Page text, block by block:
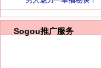
Sogou推广服务